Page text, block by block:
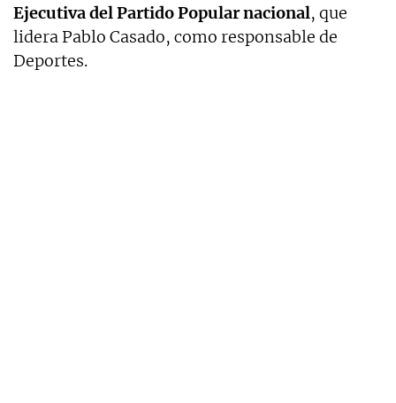
Ejecutiva del Partido Popular nacional, que
lidera Pablo Casado, como responsable de
Deportes.